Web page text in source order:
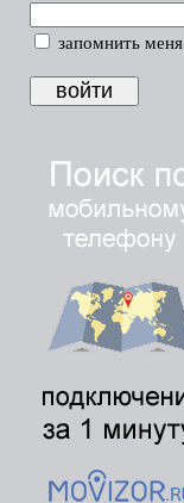
запомнить меня